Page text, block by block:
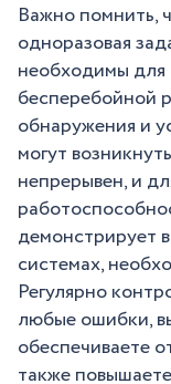
Важно помнить,
одноразовая
необходимы для
бесперебойной
обнаружения и
могут
непрерывен, и
демонстрирует
системах,
Регулярно
любые ошибки,
обеспечиваете
также